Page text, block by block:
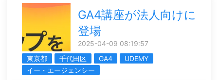
GA4講座が法人向けに
登場
2025-04-09 08:19:57
東京都
千代田区 GA4
UDEMY
イー・エージェンシー